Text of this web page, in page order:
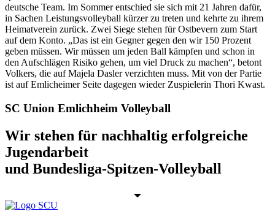
deutsche Team. Im Sommer entschied sie sich mit 21 Jahren dafür,
in Sachen Leistungsvolleyball kürzer zu treten und kehrte zu ihrem
Heimatverein zurück. Zwei Siege stehen für Ostbevern zum Start
auf dem Konto. „Das ist ein Gegner gegen den wir 150 Prozent
geben müssen. Wir müssen um jeden Ball kämpfen und schon in
den Aufschlägen Risiko gehen, um viel Druck zu machen“, betont
Volkers, die auf Majela Dasler verzichten muss. Mit von der Partie
ist auf Emlicheimer Seite dagegen wieder Zuspielerin Thori Kwast.
SC Union Emlichheim Volleyball
Wir stehen für nachhaltig erfolgreiche
Jugendarbeit
und Bundesliga-Spitzen-Volleyball